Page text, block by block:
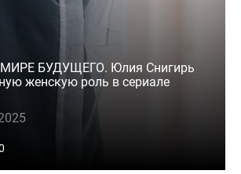
БУДУЩЕГО. Юлия Снигирь
женскую роль в сериале